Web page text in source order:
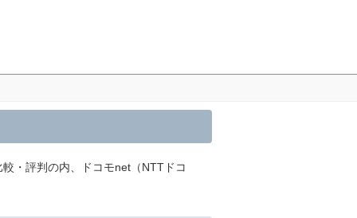
・評判の内、ドコモnet（NTTドコ